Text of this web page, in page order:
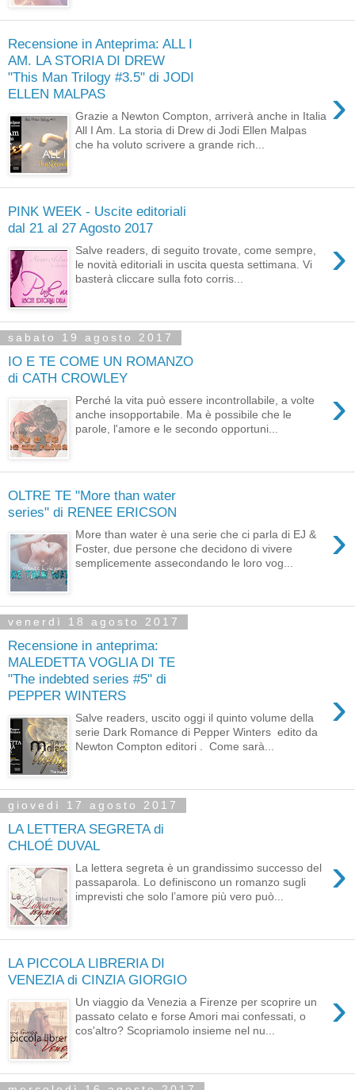
Recensione in Anteprima: ALL I
AM. LA STORIA DI DREW
"This Man Trilogy #3.5" di JODI
ELLEN MALPAS
›
Grazie a Newton Compton, arriverà anche in Italia
All I Am. La storia di Drew di Jodi Ellen Malpas
che ha voluto scrivere a grande rich...
PINK WEEK - Uscite editoriali
dal 21 al 27 Agosto 2017
›
Salve readers, di seguito trovate, come sempre,
le novità editoriali in uscita questa settimana. Vi
basterà cliccare sulla foto corris...
sabato 19 agosto 2017
IO E TE COME UN ROMANZO
di CATH CROWLEY
›
Perché la vita può essere incontrollabile, a volte
anche insopportabile. Ma è possibile che le
parole, l'amore e le secondo opportuni...
OLTRE TE "More than water
series" di RENEE ERICSON
›
More than water è una serie che ci parla di EJ &
Foster, due persone che decidono di vivere
semplicemente assecondando le loro vog...
venerdì 18 agosto 2017
Recensione in anteprima:
MALEDETTA VOGLIA DI TE
"The indebted series #5" di
PEPPER WINTERS
›
Salve readers, uscito oggi il quinto volume della
serie Dark Romance di Pepper Winters edito da
Newton Compton editori . Come sarà...
giovedì 17 agosto 2017
LA LETTERA SEGRETA di
CHLOÉ DUVAL
›
La lettera segreta è un grandissimo successo del
passaparola. Lo definiscono un romanzo sugli
imprevisti che solo l’amore più vero può...
LA PICCOLA LIBRERIA DI
VENEZIA di CINZIA GIORGIO
›
Un viaggio da Venezia a Firenze per scoprire un
passato celato e forse Amori mai confessati, o
cos'altro? Scopriamolo insieme nel nu...